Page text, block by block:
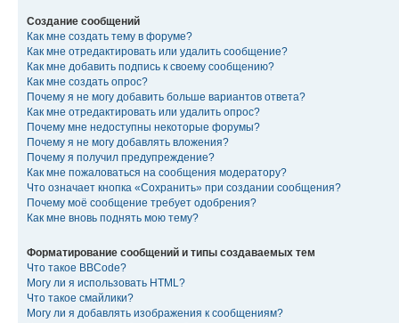
Создание сообщений
Как мне создать тему в форуме?
Как мне отредактировать или удалить сообщение?
Как мне добавить подпись к своему сообщению?
Как мне создать опрос?
Почему я не могу добавить больше вариантов ответа?
Как мне отредактировать или удалить опрос?
Почему мне недоступны некоторые форумы?
Почему я не могу добавлять вложения?
Почему я получил предупреждение?
Как мне пожаловаться на сообщения модератору?
Что означает кнопка «Сохранить» при создании сообщения?
Почему моё сообщение требует одобрения?
Как мне вновь поднять мою тему?
Форматирование сообщений и типы создаваемых тем
Что такое BBCode?
Могу ли я использовать HTML?
Что такое смайлики?
Могу ли я добавлять изображения к сообщениям?